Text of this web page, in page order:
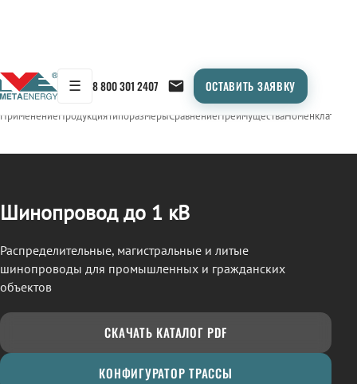
☰ 8 800 301 2407 ОСТАВИТЬ ЗАЯВКУ
← Продукция/ШИНОПРОВОД
ПрименениеПродукцияТипоразмерыСравнениеПреимуществаНоменклатура
Шинопровод до 1 кВ
Распределительные, магистральные и литые
шинопроводы для промышленных и гражданских
объектов
СКАЧАТЬ КАТАЛОГ PDF
КОНФИГУРАТОР ТРАССЫ